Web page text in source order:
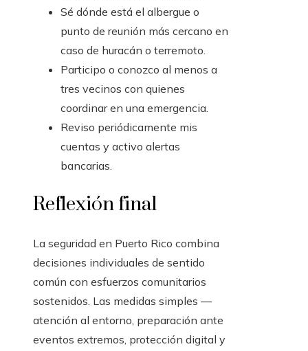
Sé dónde está el albergue o
punto de reunión más cercano en
caso de huracán o terremoto.
Participo o conozco al menos a
tres vecinos con quienes
coordinar en una emergencia.
Reviso periódicamente mis
cuentas y activo alertas
bancarias.
Reflexión final
La seguridad en Puerto Rico combina
decisiones individuales de sentido
común con esfuerzos comunitarios
sostenidos. Las medidas simples —
atención al entorno, preparación ante
eventos extremos, protección digital y